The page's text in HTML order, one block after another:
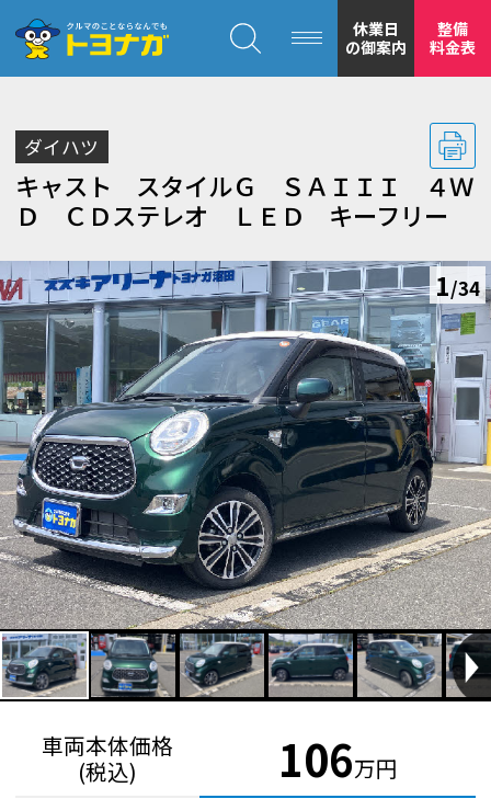
トヨナガの
安心の
もトヨナガ
休業日
の御案内
整備
料金表
ダイハツ
キャスト スタイルＧ ＳＡＩＩＩ ４Ｗ
Ｄ ＣＤステレオ ＬＥＤ キーフリー
1/34
車両本体価格
(税込)
106万円